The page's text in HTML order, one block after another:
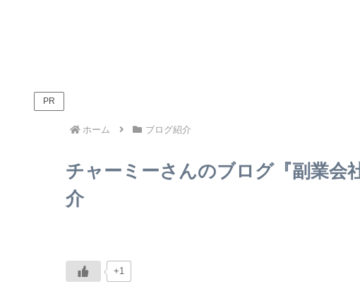
PR
ホーム ブログ紹介
チャーミーさんのブログ『副業会
介
+1